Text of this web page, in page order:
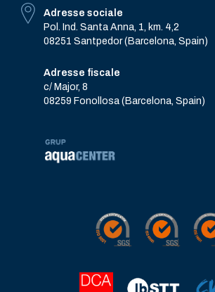
Adresse sociale
Pol. Ind. Santa Anna, 1, km. 4,2
08251 Santpedor (Barcelona, Spain)
Adresse fiscale
c/ Major, 8
08259 Fonollosa (Barcelona, Spain)